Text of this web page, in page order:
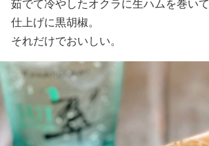
茹でて冷やしたオクラに生ハムを巻いて
仕上げに黒胡椒。
それだけでおいしい。